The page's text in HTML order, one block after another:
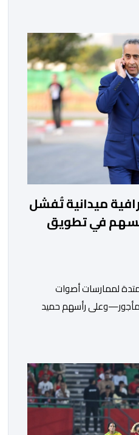
النهائي، ليضمن بذلك
مشاركته في كأس العالم للسيدات 2027 بالبرازيل. وسجلت
ميدانية تُفشل
في تطويق
لممارسات أصوات
رأسهم حميد
عبر الاستغلال المقيت
وتوظيف انفعالاتهم
الوطن. وجاء بوح “أبو
حقيقة هذه […]